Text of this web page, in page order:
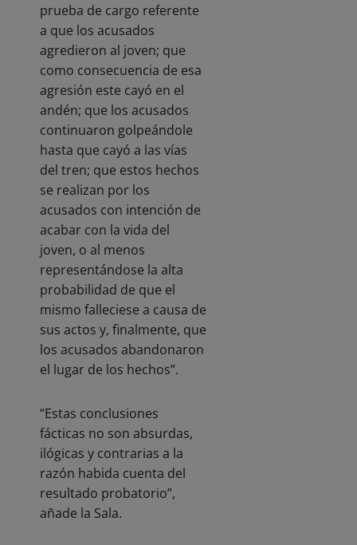
prueba de cargo referente
a que los acusados
agredieron al joven; que
como consecuencia de esa
agresión este cayó en el
andén; que los acusados
continuaron golpeándole
hasta que cayó a las vías
del tren; que estos hechos
se realizan por los
acusados con intención de
acabar con la vida del
joven, o al menos
representándose la alta
probabilidad de que el
mismo falleciese a causa de
sus actos y, finalmente, que
los acusados abandonaron
el lugar de los hechos”.
“Estas conclusiones
fácticas no son absurdas,
ilógicas y contrarias a la
razón habida cuenta del
resultado probatorio”,
añade la Sala.